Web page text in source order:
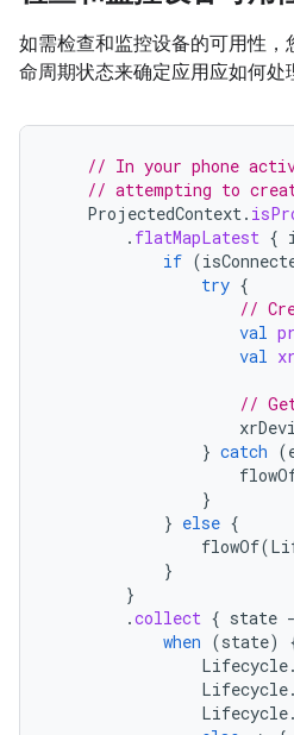
如需检查和监控设备的可用性
命周期状态来确定应用应如何处
// In your phone
// attempting to
ProjectedContext.
. flatMapLatest {
if (
try {
//
val
val
//
} catch (
}
} else {
flowOf(
}
}
.collect { state -
when (state)
Lifecycle.
Lifecycle.
Lifecycle.